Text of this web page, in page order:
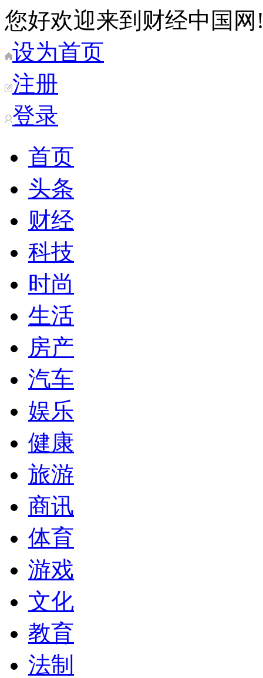
您好欢迎来到财经中国网
设为首页
注册
登录
首页
头条
财经
科技
时尚
生活
房产
汽车
娱乐
健康
旅游
商讯
体育
游戏
文化
教育
法制